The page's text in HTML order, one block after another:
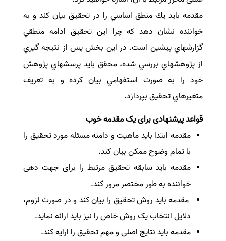
مقدمه باید یك منطق اساسي را در تحقیق بیان كند و به
خواننده نشان دهد كه چرا این تحقیق ادامه منطقي
گزارشهاي پیشین است. در این بخش پس از نتیجه گیري
از پژوهشهاي بررسي شده، محقق باید پرسشهاي پژوهش
خود را به صورت استفهامي بیان كرده و به تعریف
متغیرهاي تحقیق بپردازد.
قواعد پیشنهادی برای یک مقدمه خوب
مقدمه ابتدا باید ماهیت و دامنه مسئله مورد تحقیق را
با تمام وضوح ممکن بیان کند.
مقدمه باید سابقه تحقیق مرتبط را برای جهت دهی
خواننده به طور مختصر مرور کند.
مقدمه باید روش تحقیق را بیان کند و در صورت لزوم،
دلایل انتخاب یک روش خاص را نیز باید ارائه نماید.
مقدمه باید نتایج اصلی و مهم تحقیق را ارایه کند.